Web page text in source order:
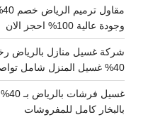
وجودة عالية 100% احجز الان
شركة غسيل منازل بالرياض
40% غسيل المنزل شامل تواصل الان
بالبخار كامل للمفروشات